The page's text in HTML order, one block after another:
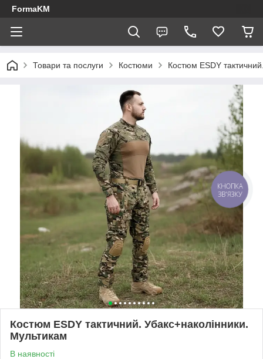
FormaKM
Товари та послуги Костюми Костюм ESDY
Костюм ESDY тактичний. Убакс+наколінники.
Мультикам
В наявності
КНОПКА
ЗВ'ЯЗКУ